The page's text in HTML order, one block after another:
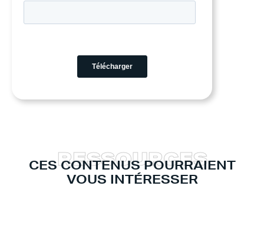
CES CONTENUS POURRAIENT
VOUS INTÉRESSER
RESSOURCES